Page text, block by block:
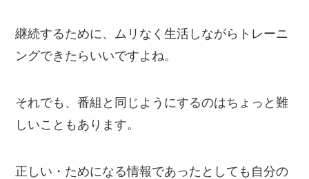
継続するために、ムリなく生活しながらトレーニ
ングできたらいいですよね。
それでも、番組と同じようにするのはちょっと難
しいこともあります。
正しい・ためになる情報であったとしても自分の